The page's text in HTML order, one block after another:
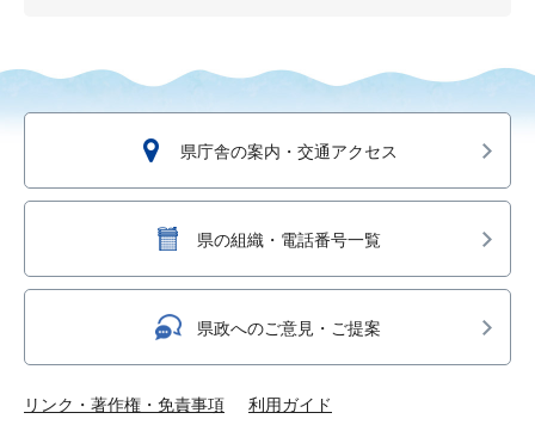
県庁舎の案内・交通アクセス
県の組織・電話番号一覧
県政へのご意見・ご提案
リンク・著作権・免責事項 利用ガイド